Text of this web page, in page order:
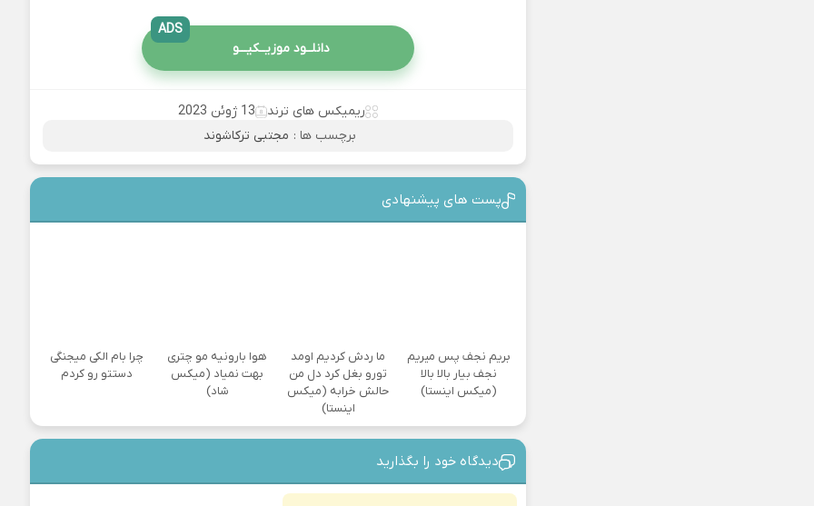
دانلــود موزیــکیـــو
ADS
ریمیکس های ترند
13 ژوئن 2023
برچسب ها : مجتبی ترکاشوند
پست های پیشنهادی
بریم نجف پس میریم
نجف بیار بالا بالا
(میکس اینستا)
ما ردش کردیم اومد
تورو بغل کرد دل من
حالش خرابه (میکس
اینستا)
هوا بارونیه مو چتری
بهت نمیاد (میکس
شاد)
چرا بام الکی میجنگی
دستتو رو کردم
دیدگاه خود را بگذارید